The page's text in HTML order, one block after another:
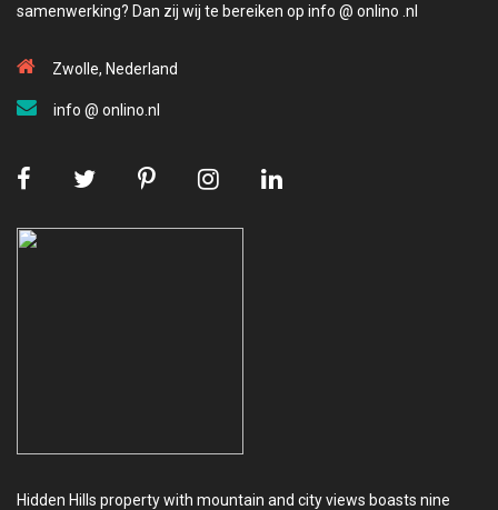
samenwerking? Dan zij wij te bereiken op info @ onlino .nl
Zwolle, Nederland
info @ onlino.nl
Hidden Hills property with mountain and city views boasts nine